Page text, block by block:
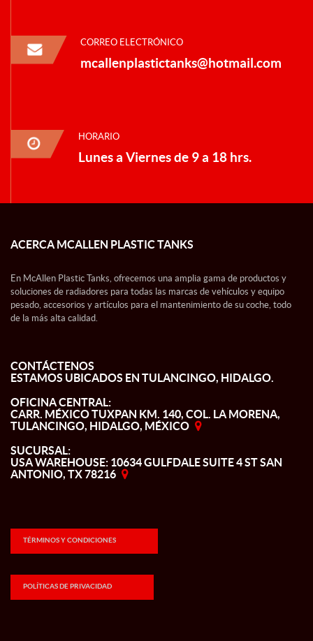
CORREO ELECTRÓNICO
mcallenplastictanks@hotmail.com
HORARIO
Lunes a Viernes de 9 a 18 hrs.
ACERCA MCALLEN PLASTIC TANKS
En McAllen Plastic Tanks, ofrecemos una amplia gama de productos y
soluciones de radiadores para todas las marcas de vehículos y equipo
pesado, accesorios y artículos para el mantenimiento de su coche, todo
de la más alta calidad.
CONTÁCTENOS
ESTAMOS UBICADOS EN TULANCINGO, HIDALGO.
OFICINA CENTRAL:
CARR. MÉXICO TUXPAN KM. 140, COL. LA MORENA,
TULANCINGO, HIDALGO, MÉXICO
SUCURSAL:
USA WAREHOUSE: 10634 GULFDALE SUITE 4 ST SAN
ANTONIO, TX 78216
TÉRMINOS Y CONDICIONES
POLÍTICAS DE PRIVACIDAD